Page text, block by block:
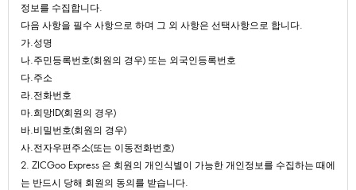
정보를수집합니다.
다음사항을필수사항으로하며그외사항은선택사항으로합니다.
가.성명
나.주민등록번호(회원의경우)또는외국인등록번호
다.주소
라.전화번호
마.희망ID(회원의경우)
바.비밀번호(회원의경우)
사.전자우편주소(또는이동전화번호)
2.ZICGooExpress은회원의개인식별이가능한개인정보를수집하는때에
는반드시당해회원의동의를받습니다.